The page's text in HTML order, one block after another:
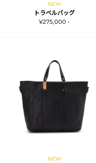
NEW
トラベルバッグ
¥275,000 -
NEW